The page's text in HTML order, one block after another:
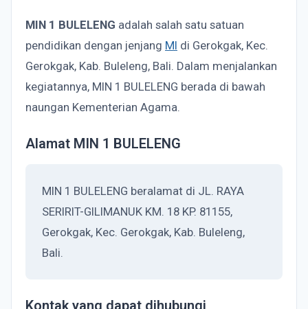
MIN 1 BULELENG adalah salah satu satuan
pendidikan dengan jenjang MI di Gerokgak, Kec.
Gerokgak, Kab. Buleleng, Bali. Dalam menjalankan
kegiatannya, MIN 1 BULELENG berada di bawah
naungan Kementerian Agama.
Alamat MIN 1 BULELENG
MIN 1 BULELENG beralamat di JL. RAYA
SERIRIT-GILIMANUK KM. 18 KP. 81155,
Gerokgak, Kec. Gerokgak, Kab. Buleleng,
Bali.
Kontak yang dapat dihubungi